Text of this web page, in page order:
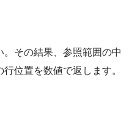
その結果、参照範囲の中
位置を数値で返します。